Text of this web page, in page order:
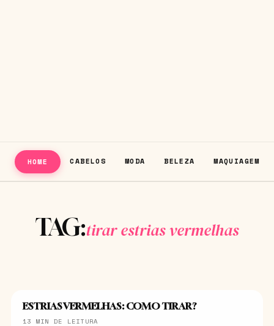
HOME CABELOS MODA BELEZA MAQUIAGEM
TAG:tirar estrias vermelhas
BELEZA
ESTRIAS VERMELHAS: COMO TIRAR?
13 MIN DE LEITURA